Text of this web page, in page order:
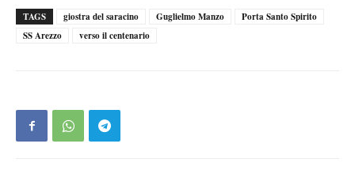
TAGS giostra del saracino Guglielmo Manzo
Porta Santo Spirito
SS Arezzo
verso il centenario